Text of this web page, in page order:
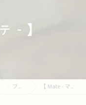
- 】
ブログ 【 Mate - マテ - 】